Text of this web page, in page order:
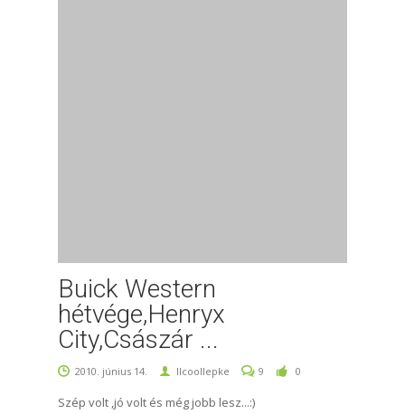
Buick Western
hétvége,Henryx
City,Császár ...
2010. június 14. llcoollepke 9 0
Szép volt ,jó volt és még jobb lesz...:)